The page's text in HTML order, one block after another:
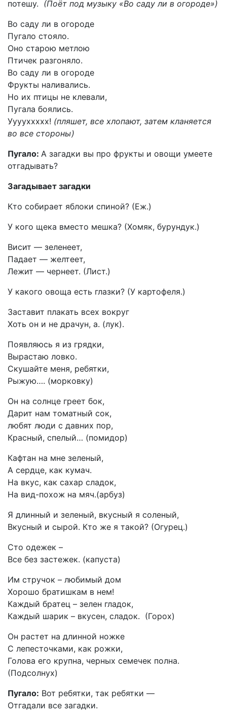
потешу. (Поёт под музыку «Во саду ли в огороде»)
Во саду ли в огороде
Пугало стояло.
Оно старою метлою
Птичек разгоняло.
Во саду ли в огороде
Фрукты наливались.
Но их птицы не клевали,
Пугала боялись.
Ууууххххх! (пляшет, все хлопают, затем кланяется
во все стороны)
Пугало: А загадки вы про фрукты и овощи умеете
отгадывать?
Загадывает загадки
Кто собирает яблоки спиной? (Еж.)
У кого щека вместо мешка? (Хомяк, бурундук.)
Висит — зеленеет,
Падает — желтеет,
Лежит — чернеет. (Лист.)
У какого овоща есть глазки? (У картофеля.)
Заставит плакать всех вокруг
Хоть он и не драчун, а. (лук).
Появляюсь я из грядки,
Вырастаю ловко.
Скушайте меня, ребятки,
Рыжую…. (морковку)
Он на солнце греет бок,
Дарит нам томатный сок,
любят люди с давних пор,
Красный, спелый… (помидор)
Кафтан на мне зеленый,
А сердце, как кумач.
На вкус, как сахар сладок,
На вид-похож на мяч.(арбуз)
Я длинный и зеленый, вкусный я соленый,
Вкусный и сырой. Кто же я такой? (Огурец.)
Сто одежек –
Все без застежек. (капуста)
Им стручок – любимый дом
Хорошо братишкам в нем!
Каждый братец – зелен гладок,
Каждый шарик – вкусен, сладок. (Горох)
Он растет на длинной ножке
С лепесточками, как рожки,
Голова его крупна, черных семечек полна.
(Подсолнух)
Пугало: Вот ребятки, так ребятки —
Отгадали все загадки.